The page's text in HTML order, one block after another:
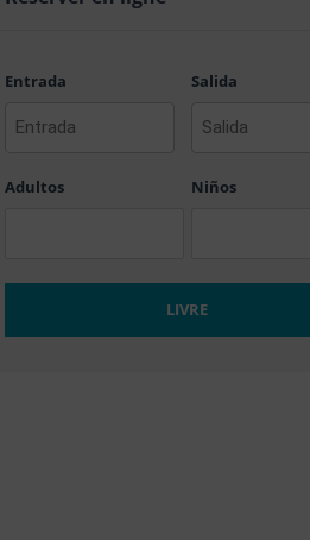
Entrada Salida
Adultos Niños
LIVRE